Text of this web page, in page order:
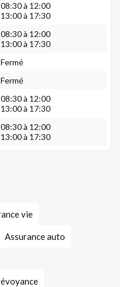
08:30 à 12:00
13:00 à 17:30
08:30 à 12:00
13:00 à 17:30
Fermé
Fermé
08:30 à 12:00
13:00 à 17:30
08:30 à 12:00
13:00 à 17:30
vie
Assurance auto